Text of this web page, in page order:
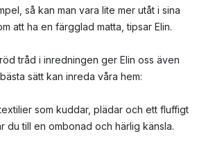
så kan man vara lite mer utåt i sina
att ha en färgglad matta, tipsar Elin.
tråd i inredningen ger Elin oss även
sätt kan inreda våra hem:
som kuddar, plädar och ett fluffigt
du till en ombonad och härlig känsla.